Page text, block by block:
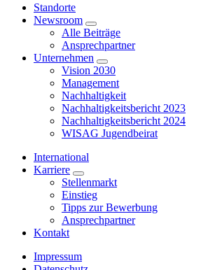
Standorte
Newsroom
Alle Beiträge
Ansprechpartner
Unternehmen
Vision 2030
Management
Nachhaltigkeit
Nachhaltigkeitsbericht 2023
Nachhaltigkeitsbericht 2024
WISAG Jugendbeirat
International
Karriere
Stellenmarkt
Einstieg
Tipps zur Bewerbung
Ansprechpartner
Kontakt
Impressum